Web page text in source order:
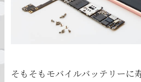
そもそもモバイルバッテリーに